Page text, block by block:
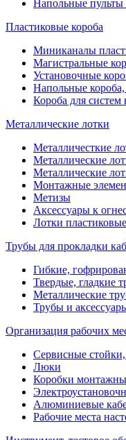
Напольные
Пластиковые короба
Миниканалы
Магистральные
Установочные
Напольные
Короба для
Металлические лотки
Металличесткие
Металлические
Металлические
Монтажные
Метизы
Аксессуары к
Лотки
Трубы для прокладки
Гибкие,
Твердые, гладкие
Металлические
Трубы и
Организация рабочих
Сервисные
Люки
Коробки
Алюминиевые
Рабочие места